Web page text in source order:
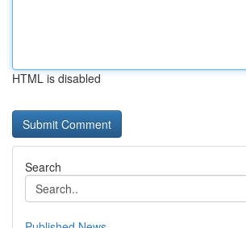
HTML is disabled
Search